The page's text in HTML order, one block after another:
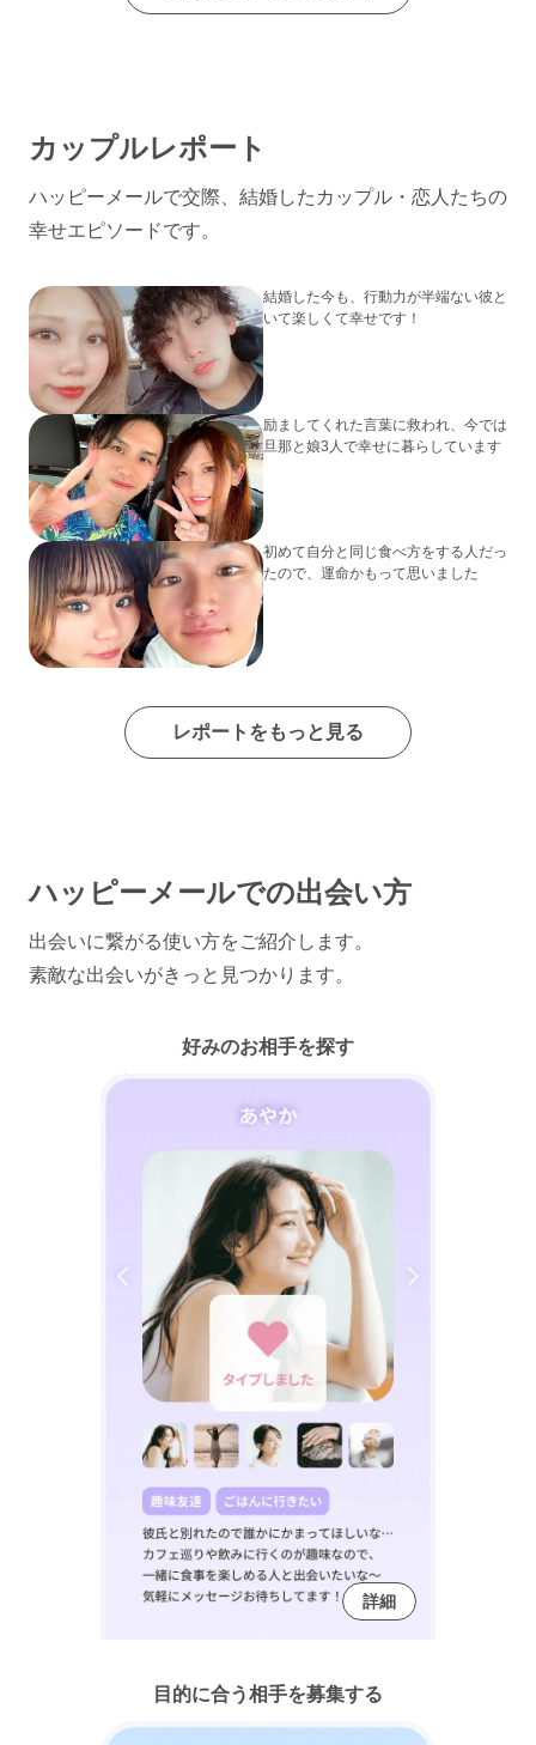
カップルレポート
ハッピーメールで交際、結婚したカップル・恋人たちの
幸せエピソードです。
結婚した今も、行動力が半端ない彼と
いて楽しくて幸せです！
励ましてくれた言葉に救われ、今では
旦那と娘3人で幸せに暮らしています
初めて自分と同じ食べ方をする人だっ
たので、運命かもって思いました
レポートをもっと見る
ハッピーメールでの出会い方
出会いに繋がる使い方をご紹介します。
素敵な出会いがきっと見つかります。
好みのお相手を探す
詳細
目的に合う相手を募集する